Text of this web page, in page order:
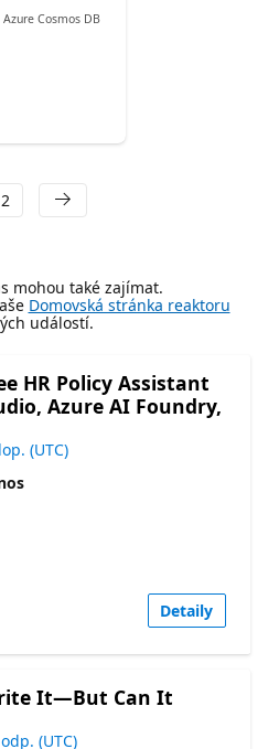
Cosmos DB
2
mohou také zajímat.
Domovská stránka reaktoru
událostí.
HR Policy Assistant
Azure AI Foundry,
(UTC)
Detaily
It—But Can It
(UTC)